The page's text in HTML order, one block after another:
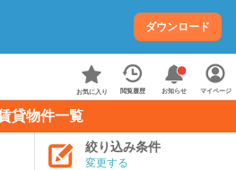
ダウンロード
お気に入り 閲覧履歴 お知らせ マイページ
貸物件一覧
絞り込み条件
変更する